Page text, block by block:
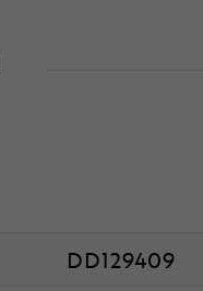
DD129409